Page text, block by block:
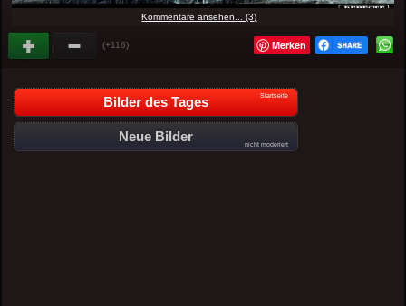
Kommentare ansehen... (3)
(+116) Merken
Bilder des Tages Startseite
Neue Bilder
nicht moderiert